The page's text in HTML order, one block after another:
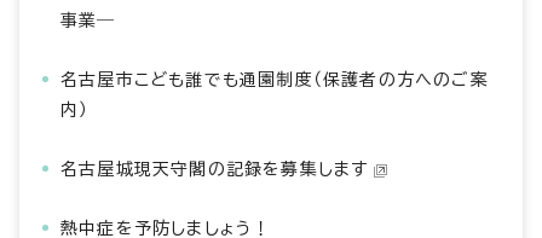
事業―
名古屋市こども誰でも通園制度（保護者の方へのご案
内）
名古屋城現天守閣の記録を募集します
熱中症を予防しましょう！